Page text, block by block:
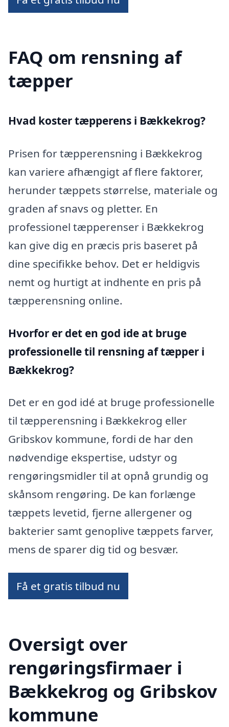
FAQ om rensning af
tæpper
Hvad koster tæpperens i Bækkekrog?
Prisen for tæpperensning i Bækkekrog
kan variere afhængigt af flere faktorer,
herunder tæppets størrelse, materiale og
graden af snavs og pletter. En
professionel tæpperenser i Bækkekrog
kan give dig en præcis pris baseret på
dine specifikke behov. Det er heldigvis
nemt og hurtigt at indhente en pris på
tæpperensning online.
Hvorfor er det en god ide at bruge
professionelle til rensning af tæpper i
Bækkekrog?
Det er en god idé at bruge professionelle
til tæpperensning i Bækkekrog eller
Gribskov kommune, fordi de har den
nødvendige ekspertise, udstyr og
rengøringsmidler til at opnå grundig og
skånsom rengøring. De kan forlænge
tæppets levetid, fjerne allergener og
bakterier samt genoplive tæppets farver,
mens de sparer dig tid og besvær.
Få et gratis tilbud nu
Oversigt over
rengøringsfirmaer i
Bækkekrog og Gribskov
kommune